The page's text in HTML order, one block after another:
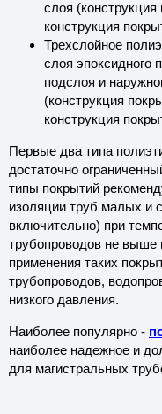
полезные
производитель
центр
изоляции
слоя
конструкция
Трехслойное
слоя эпоксидного
подслоя и
(конструкция
конструкция
Первые два типа
достаточно
типы покрытий
изоляции труб малых и
включительно) при
трубопроводов не
применения таких
трубопроводов,
низкого давления.
Наиболее популярно -
наиболее надежное и
для магистральных